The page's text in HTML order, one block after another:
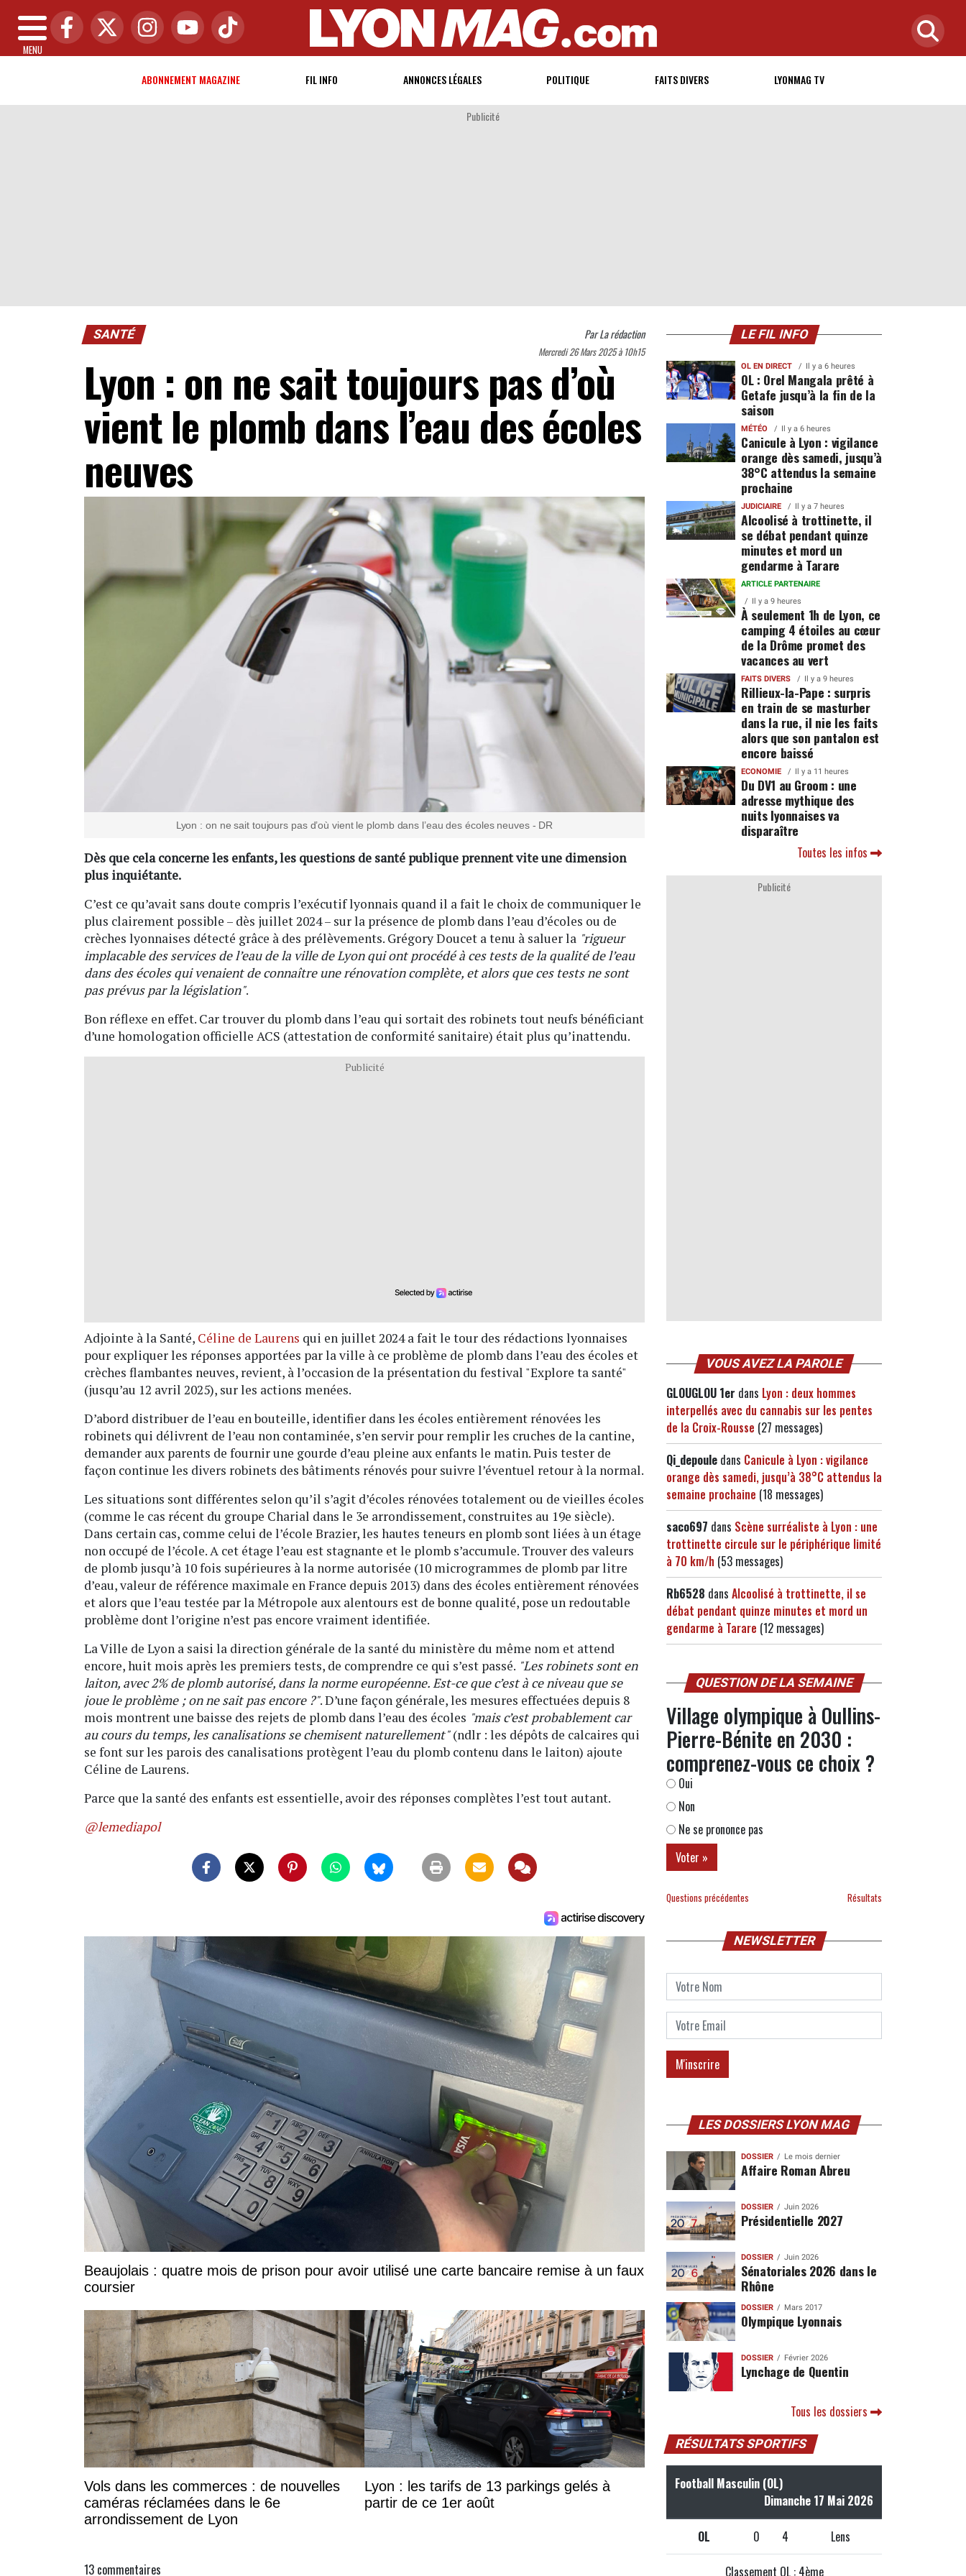
MENU
ABONNEMENT MAGAZINE FIL INFO ANNONCES LÉGALES POLITIQUE FAITS DIVERS LYONMAG TV
Publicité
SANTÉ ParLa rédaction
Mercredi 26 Mars 2025 à 10h15
Lyon : on ne sait toujours pas d’où
vient le plomb dans l’eau des écoles
neuves
Lyon : on ne sait toujours pas d’où vient le plomb dans l’eau des écoles neuves - DR
Dès que cela concerne les enfants, les questions de santé publique prennent vite une dimension
plus inquiétante.
C’est ce qu’avait sans doute compris l’exécutif lyonnais quand il a fait le choix de communiquer le
plus clairement possible – dès juillet 2024 – sur la présence de plomb dans l’eau d’écoles ou de
crèches lyonnaises détecté grâce à des prélèvements. Grégory Doucet a tenu à saluer la "rigueur
implacable des services de l’eau de la ville de Lyon qui ont procédé à ces tests de la qualité de l’eau
dans des écoles qui venaient de connaître une rénovation complète, et alors que ces tests ne sont
pas prévus par la législation".
Bon réflexe en effet. Car trouver du plomb dans l’eau qui sortait des robinets tout neufs bénéficiant
d’une homologation officielle ACS (attestation de conformité sanitaire) était plus qu’inattendu.
Publicité
Adjointe à la Santé, Céline de Laurens qui en juillet 2024 a fait le tour des rédactions lyonnaises
pour expliquer les réponses apportées par la ville à ce problème de plomb dans l’eau des écoles et
crèches flambantes neuves, revient, à l’occasion de la présentation du festival "Explore ta santé"
(jusqu’au 12 avril 2025), sur les actions menées.
D’abord distribuer de l’eau en bouteille, identifier dans les écoles entièrement rénovées les
robinets qui délivrent de l’eau non contaminée, s’en servir pour remplir les cruches de la cantine,
demander aux parents de fournir une gourde d’eau pleine aux enfants le matin. Puis tester de
façon continue les divers robinets des bâtiments rénovés pour suivre l’éventuel retour à la normal.
Les situations sont différentes selon qu’il s’agit d’écoles rénovées totalement ou de vieilles écoles
(comme le cas récent du groupe Charial dans le 3e arrondissement, construites au 19e siècle).
Dans certain cas, comme celui de l’école Brazier, les hautes teneurs en plomb sont liées à un étage
non occupé de l’école. A cet étage l’eau est stagnante et le plomb s’accumule. Trouver des valeurs
de plomb jusqu’à 10 fois supérieures à la norme autorisée (10 microgrammes de plomb par litre
d’eau, valeur de référence maximale en France depuis 2013) dans des écoles entièrement rénovées
et alors que l’eau testée par la Métropole aux alentours est de bonne qualité, pose un redoutable
problème dont l’origine n’est pas encore vraiment identifiée.
La Ville de Lyon a saisi la direction générale de la santé du ministère du même nom et attend
encore, huit mois après les premiers tests, de comprendre ce qui s’est passé. "Les robinets sont en
laiton, avec 2% de plomb autorisé, dans la norme européenne. Est-ce que c’est à ce niveau que se
joue le problème ; on ne sait pas encore ?". D’une façon générale, les mesures effectuées depuis 8
mois montrent une baisse des rejets de plomb dans l’eau des écoles "mais c’est probablement car
au cours du temps, les canalisations se chemisent naturellement"(ndlr : les dépôts de calcaires qui
se font sur les parois des canalisations protègent l’eau du plomb contenu dans le laiton) ajoute
Céline de Laurens.
Parce que la santé des enfants est essentielle, avoir des réponses complètes l’est tout autant.
@lemediapol
Beaujolais : quatre mois de prison pour avoir utilisé une carte bancaire remise à un faux
coursier
Vols dans les commerces : de nouvelles
caméras réclamées dans le 6e
arrondissement de Lyon
Lyon : les tarifs de 13 parkings gelés à
partir de ce 1er août
13 commentaires
LE FIL INFO
OL EN DIRECT Il y a 6 heures
OL : Orel Mangala prêté à
Getafe jusqu’à la fin de la
saison
MÉTÉO Il y a 6 heures
Canicule à Lyon : vigilance
orange dès samedi, jusqu’à
38°C attendus la semaine
prochaine
JUDICIAIRE Il y a 7 heures
Alcoolisé à trottinette, il
se débat pendant quinze
minutes et mord un
gendarme à Tarare
ARTICLE PARTENAIRE
Il y a 9 heures
À seulement 1h de Lyon, ce
camping 4 étoiles au cœur
de la Drôme promet des
vacances au vert
FAITS DIVERS Il y a 9 heures
Rillieux-la-Pape : surpris
en train de se masturber
dans la rue, il nie les faits
alors que son pantalon est
encore baissé
ECONOMIE Il y a 11 heures
Du DV1 au Groom : une
adresse mythique des
nuits lyonnaises va
disparaître
Toutes les infos
Publicité
VOUS AVEZ LA PAROLE
GLOUGLOU 1er dans Lyon : deux hommes
interpellés avec du cannabis sur les pentes
de la Croix-Rousse (27 messages)
Qi_depoule dans Canicule à Lyon : vigilance
orange dès samedi, jusqu’à 38°C attendus la
semaine prochaine (18 messages)
saco697 dans Scène surréaliste à Lyon : une
trottinette circule sur le périphérique limité
à 70 km/h (53 messages)
Rb6528 dans Alcoolisé à trottinette, il se
débat pendant quinze minutes et mord un
gendarme à Tarare (12 messages)
QUESTION DE LA SEMAINE
Village olympique à Oullins-
Pierre-Bénite en 2030 :
comprenez-vous ce choix ?
Oui
Non
Ne se prononce pas
Questions précédentes Résultats
NEWSLETTER
LES DOSSIERS LYON MAG
DOSSIER Le mois dernier
Affaire Roman Abreu
DOSSIER Juin 2026
Présidentielle 2027
DOSSIER Juin 2026
Sénatoriales 2026 dans le
Rhône
DOSSIER Mars 2017
Olympique Lyonnais
DOSSIER Février 2026
Lynchage de Quentin
Tous les dossiers
RÉSULTATS SPORTIFS
Football Masculin (OL)
Dimanche 17 Mai 2026
OL 0 4 Lens
Classement OL : 4ème